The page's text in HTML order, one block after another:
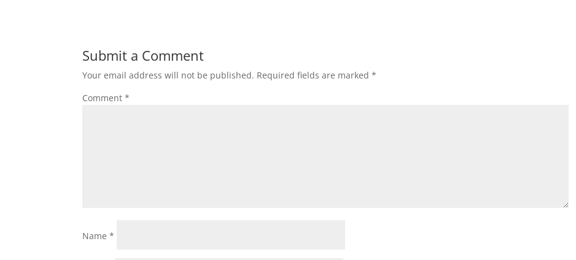
Submit a Comment
Your email address will not be published. Required fields are marked*
Comment*
Name*